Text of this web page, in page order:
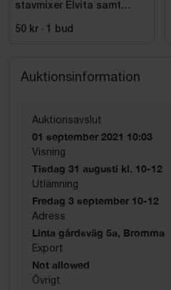
stavmixer Elvita samt
50 kr · 1 bud
Auktionsinformation
Auktionsavslut
01 september 2021 10:03
Visning
Tisdag 31 augusti kl. 10-12
Utlämning
Fredag 3 september 10-12
Adress
Linta gårdsväg 5a, Bromma
Export
Not allowed
Övrigt